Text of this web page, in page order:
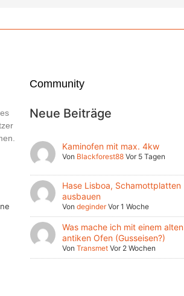
Community
Neue Beiträge
Kaminofen mit max. 4kw
Von Blackforest88 Vor 5 Tagen
Hase Lisboa, Schamottplatten
ausbauen
Von deginder Vor 1 Woche
Was mache ich mit einem alten
antiken Ofen (Gusseisen?)
Von Transmet Vor 2 Wochen